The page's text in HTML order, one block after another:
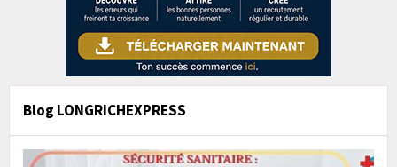
Blog LONGRICHEXPRESS